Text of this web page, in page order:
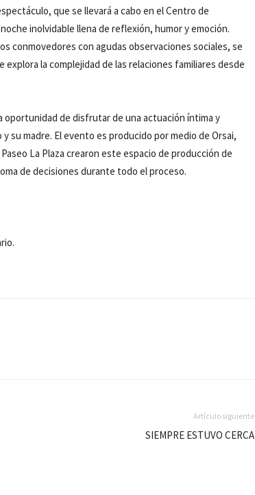
que se llevará a cabo en el Centro de
inolvidable llena de reflexión, humor y emoción.
conmovedores con agudas observaciones sociales, se
la complejidad de las relaciones familiares desde
oportunidad de disfrutar de una actuación íntima y
su madre. El evento es producido por medio de Orsai,
La Plaza crearon este espacio de producción de
de decisiones durante todo el proceso.
Artículo siguiente
SIEMPRE ESTUVO CERCA